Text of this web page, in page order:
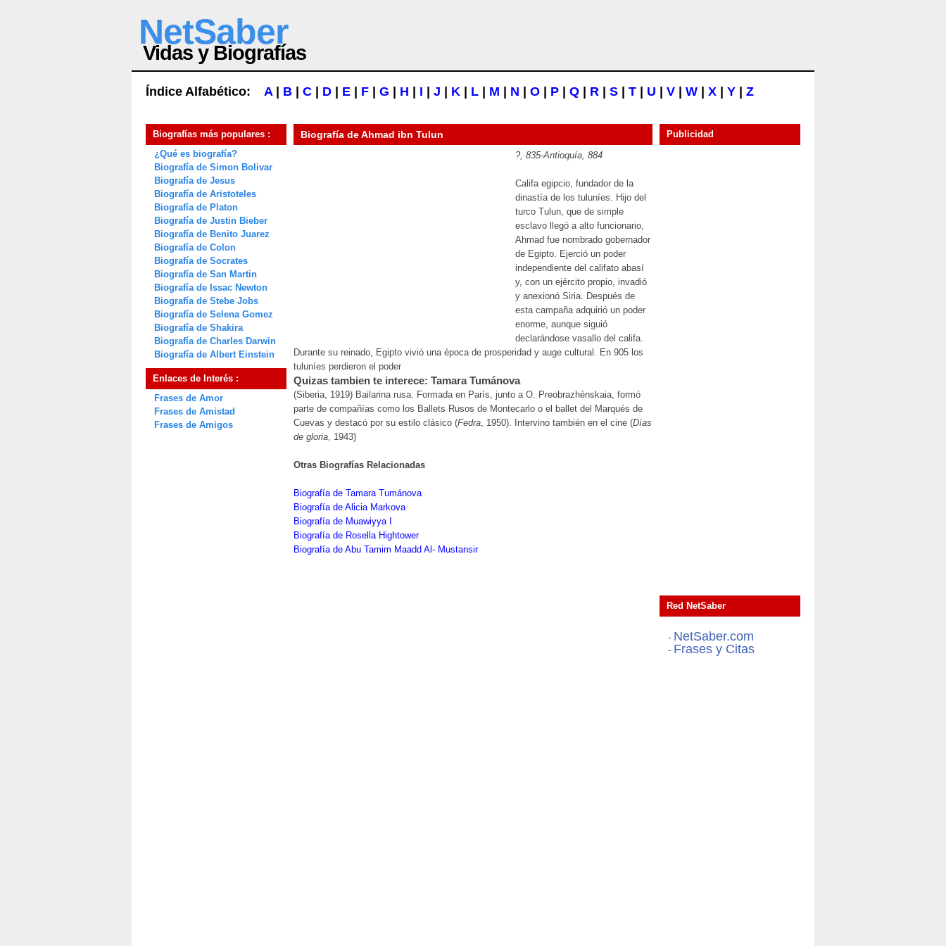
NetSaber
Vidas y Biografías
Índice Alfabético: A| B C D E F G H I J K L M N O P Q R S T U V W X Y Z
Biografías más populares :
¿Qué es biografía?
Biografía de Simon Bolivar
Biografía de Jesus
Biografía de Aristoteles
Biografía de Platon
Biografía de Justin Bieber
Biografía de Benito Juarez
Biografía de Colon
Biografía de Socrates
Biografía de San Martin
Biografía de Issac Newton
Biografía de Stebe Jobs
Biografía de Selena Gomez
Biografía de Shakira
Biografía de Charles Darwin
Biografía de Albert Einstein
Enlaces de Interés :
Frases de Amor
Frases de Amistad
Frases de Amigos
Biografía deAhmad ibn Tulun
?, 835-Antioquía, 884
Califa egipcio, fundador de la
dinastía de los tuluníes. Hijo del
turco Tulun, que de simple
esclavo llegó a alto funcionario,
Ahmad fue nombrado gobernador
de Egipto. Ejerció un poder
independiente del califato abasí
y, con un ejército propio, invadió
y anexionó Siria. Después de
esta campaña adquirió un poder
enorme, aunque siguió
declarándose vasallo del califa.
Durante su reinado, Egipto vivió una época de prosperidad y auge cultural. En 905 los
tuluníes perdieron el poder
Quizas tambien te interece: Tamara Tumánova
(Siberia, 1919) Bailarina rusa. Formada en París, junto a O. Preobrazhénskaia, formó
parte de compañías como los Ballets Rusos de Montecarlo o el ballet del Marqués de
Cuevas y destacó por su estilo clásico (Fedra, 1950). Intervino también en el cine (Días
de gloria, 1943)
Otras Biografías Relacionadas
Biografía de Tamara Tumánova
Biografía de Alicia Markova
Biografía de Muawiyya I
Biografía de Rosella Hightower
Biografía de Abu Tamim Maadd Al- Mustansir
Publicidad
Red NetSaber
- NetSaber.com
- Frases y Citas